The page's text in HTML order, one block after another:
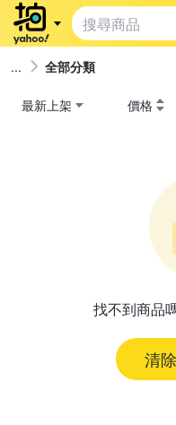
全部分類
最新上架 價格
找不到商品
清